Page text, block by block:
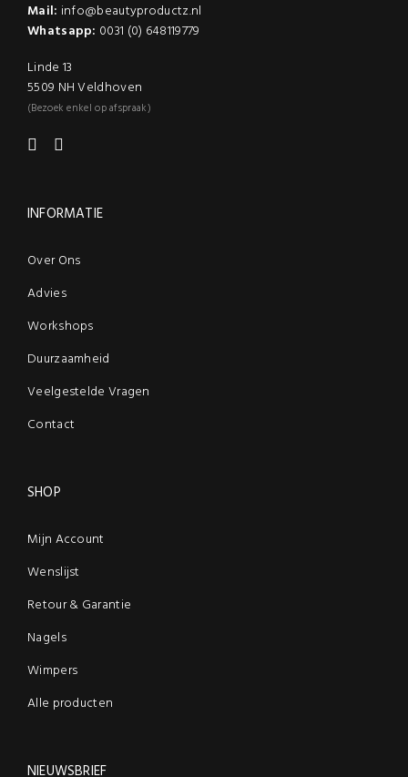
Mail: info@beautyproductz.nl
Whatsapp: 0031 (0) 648119779
Linde 13
5509 NH Veldhoven
(Bezoek enkel op afspraak)
INFORMATIE
Over Ons
Advies
Workshops
Duurzaamheid
Veelgestelde Vragen
Contact
SHOP
Mijn Account
Wenslijst
Retour & Garantie
Nagels
Wimpers
Alle producten
NIEUWSBRIEF